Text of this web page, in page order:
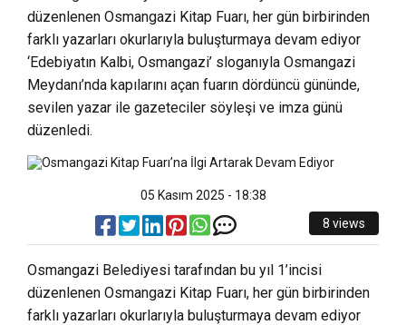
düzenlenen Osmangazi Kitap Fuarı, her gün birbirinden
farklı yazarları okurlarıyla buluşturmaya devam ediyor
‘Edebiyatın Kalbi, Osmangazi’ sloganıyla Osmangazi
Meydanı’nda kapılarını açan fuarın dördüncü gününde,
sevilen yazar ile gazeteciler söyleşi ve imza günü
düzenledi.
05 Kasım 2025 - 18:38
8 views
Osmangazi Belediyesi tarafından bu yıl 1’incisi
düzenlenen Osmangazi Kitap Fuarı, her gün birbirinden
farklı yazarları okurlarıyla buluşturmaya devam ediyor